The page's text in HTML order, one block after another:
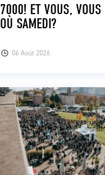
06 Août 2026
7000! ET VOUS, VOUS
OÙ SAMEDI?